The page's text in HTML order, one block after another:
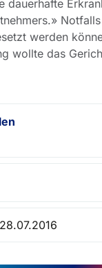
dauerhafte
werden
wollte das
28.07.2016